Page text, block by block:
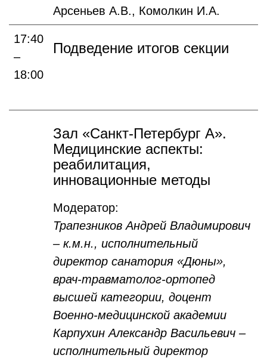
Арсеньев А.В., Комолкин И.А.
17:40
–
18:00
Подведение итогов секции
Зал «Санкт-Петербург А».
Медицинские аспекты:
реабилитация,
инновационные методы
Модератор:
Трапезников Андрей Владимирович
– к.м.н., исполнительный
директор санатория «Дюны»,
врач-травматолог-ортопед
высшей категории, доцент
Военно-медицинской академии
Карпухин Александр Васильевич –
исполнительный директор